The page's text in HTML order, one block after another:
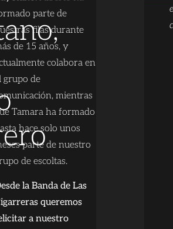
parte de
filas durante
de 15 años, y
colabora en
grupo de
mientras
Tamara ha formado
hace solo unos
parte de nuestro
de escoltas.
la Banda de Las
queremos
a nuestro